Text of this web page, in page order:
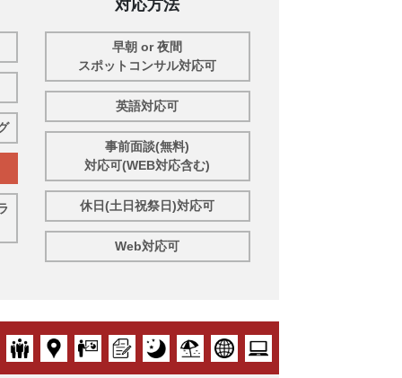
対応方法
早朝 or 夜間
スポットコンサル対応可
英語対応可
事前面談(無料)
対応可(WEB対応含む)
休日(土日祝祭日)対応可
Web対応可